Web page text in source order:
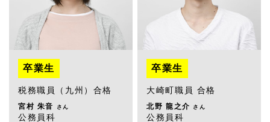
卒業生
税務職員（九州）合格
宮村 朱音 さん
公務員科
卒業生
大崎町職員 合格
北野 龍之介 さん
公務員科